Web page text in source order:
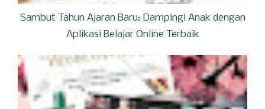
Sambut Tahun Ajaran Baru: Dampingi Anak dengan
Aplikasi Belajar Online Terbaik